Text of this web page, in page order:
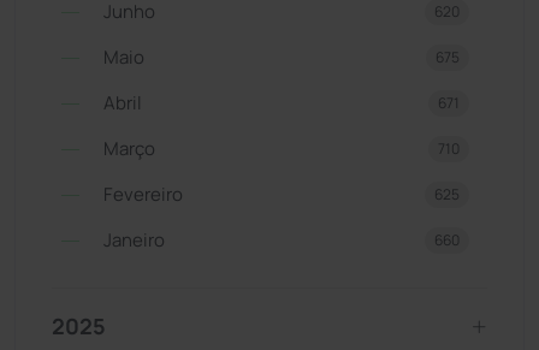
Junho 620
Maio 675
Abril 671
Março 710
Fevereiro 625
Janeiro 660
2025